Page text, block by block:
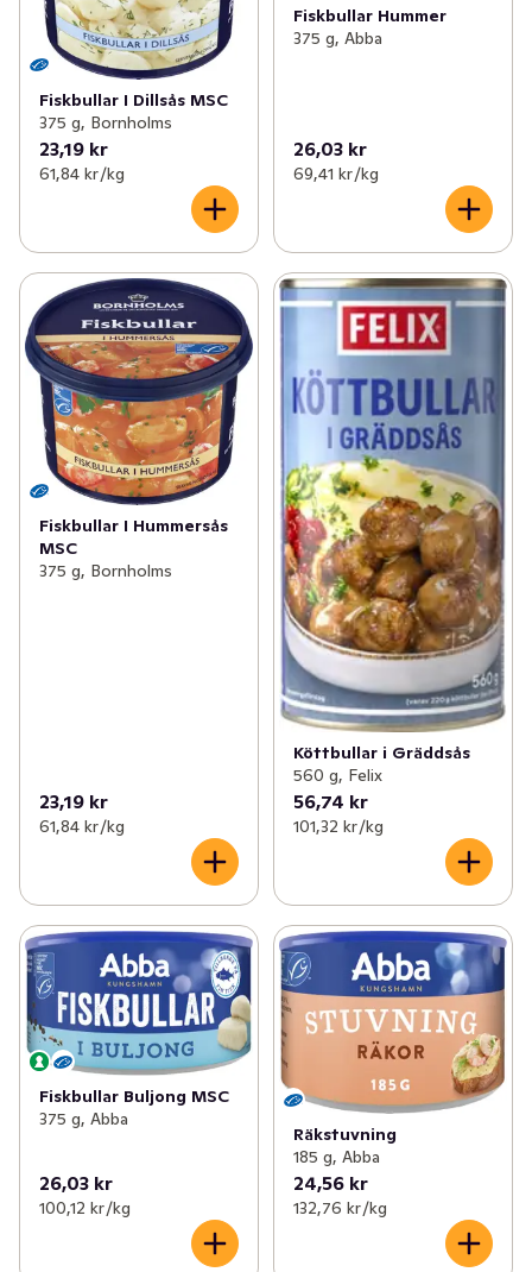
Fiskbullar I Dillsås MSC
375 g, Bornholms
23,19 kr
61,84 kr /kg
Fiskbullar Hummer
375 g, Abba
26,03 kr
69,41 kr /kg
Fiskbullar I Hummersås
MSC
375 g, Bornholms
23,19 kr
61,84 kr /kg
Köttbullar i Gräddsås
560 g, Felix
56,74 kr
101,32 kr /kg
Fiskbullar Buljong MSC
375 g, Abba
26,03 kr
100,12 kr /kg
Räkstuvning
185 g, Abba
24,56 kr
132,76 kr /kg